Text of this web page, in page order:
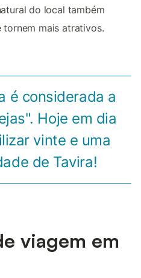
do local também
tornem mais atrativos.
é considerada a
Hoje em dia
vinte e uma
de Tavira!
viagem em